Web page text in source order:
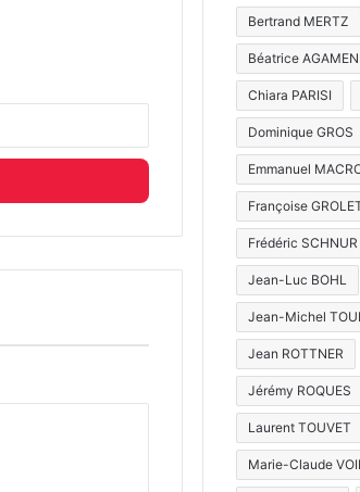
Bertrand MERTZ
Béatrice
Chiara PARISI
Dominique GROS
Emmanuel
Françoise
Frédéric SCHNUR
Jean-Luc BOHL
Jean-Michel
Jean ROTTNER
Jérémy ROQUES
Laurent TOUVET
Marie-Claude